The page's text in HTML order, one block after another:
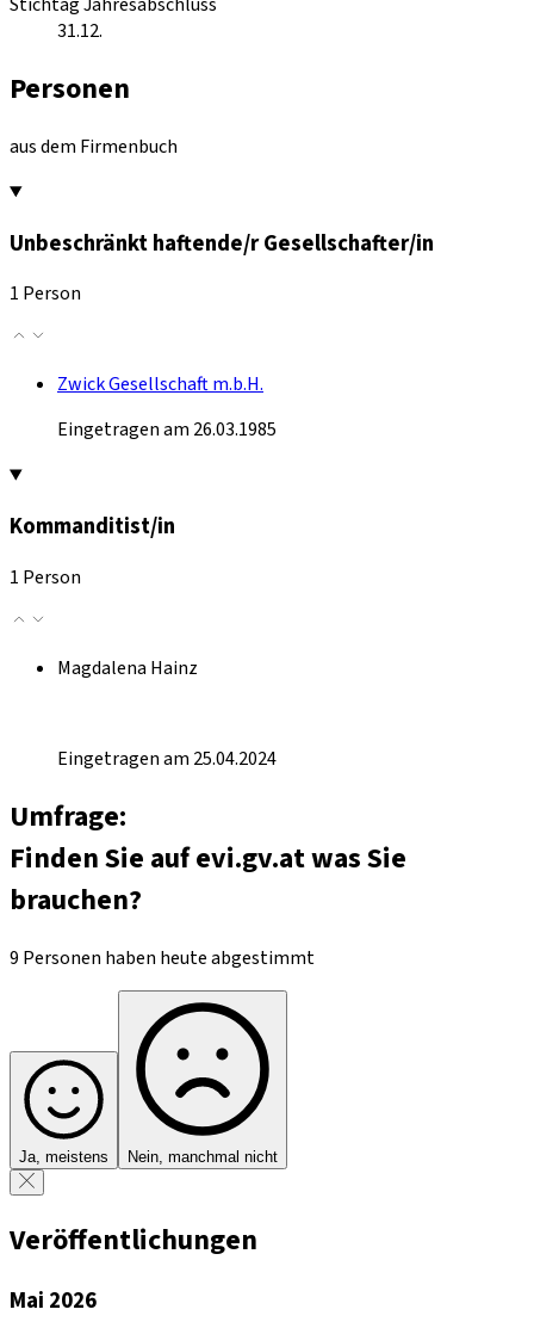
31.12.
Personen
aus dem Firmenbuch
Unbeschränkt haftende/r Gesellschafter/in
1 Person
Zwick Gesellschaft m.b.H.
Eingetragen am 26.03.1985
Kommanditist/in
1 Person
Magdalena Hainz
Eingetragen am 25.04.2024
Umfrage:
Finden Sie auf evi.gv.at was Sie
brauchen?
9 Personen haben heute abgestimmt
Ja, meistens Nein, manchmal nicht
Veröffentlichungen
Mai 2026